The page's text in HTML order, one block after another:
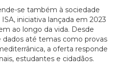
se também à sociedade
iniciativa lançada em 2023
ao longo da vida. Desde
dados até temas como provas
a oferta responde
estudantes e cidadãos.